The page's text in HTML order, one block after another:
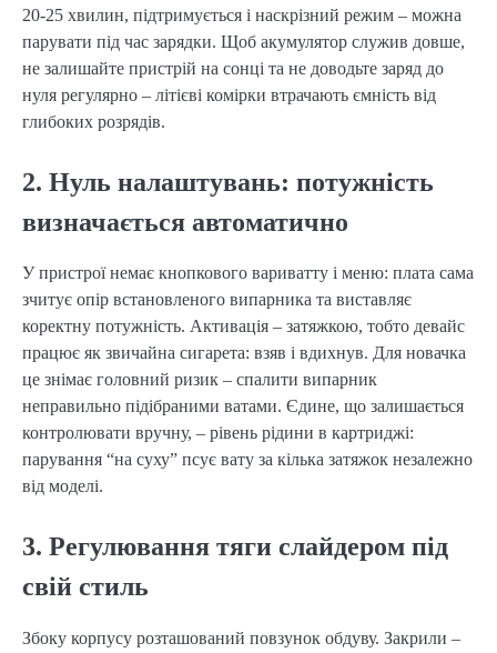
20-25 хвилин, підтримується і наскрізний режим – можна
парувати під час зарядки. Щоб акумулятор служив довше,
не залишайте пристрій на сонці та не доводьте заряд до
нуля регулярно – літієві комірки втрачають ємність від
глибоких розрядів.
2. Нуль налаштувань: потужність
визначається автоматично
У пристрої немає кнопкового вариватту і меню: плата сама
зчитує опір встановленого випарника та виставляє
коректну потужність. Активація – затяжкою, тобто девайс
працює як звичайна сигарета: взяв і вдихнув. Для новачка
це знімає головний ризик – спалити випарник
неправильно підібраними ватами. Єдине, що залишається
контролювати вручну, – рівень рідини в картриджі:
парування “на суху” псує вату за кілька затяжок незалежно
від моделі.
3. Регулювання тяги слайдером під
свій стиль
Збоку корпусу розташований повзунок обдуву. Закрили –